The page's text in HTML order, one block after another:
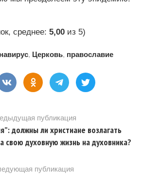
среднее: 5,00 из 5)
, Церковь, православие
публикация
должны ли христиане возлагать
свою духовную жизнь на духовника?
публикация